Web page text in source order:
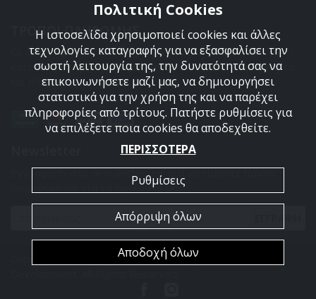
ΤΡΟΠΟΙ ΠΛΗΡΩΜΗΣ
Οι διαθέσιμοι τρόποι πληρωμής είναι η Αντικαταβολή,
κατάθεση σε τραπεζικό μας λογαριασμό, πιστωτική κάρτα
και πληρωμή με PayPal.
Εγγραφείτε στο newsletter μας για να είσαστε πάντα
ενημερωμένοι για τα προϊόντα μας.
Copyright 2026 Armyland. Powered by
Πολιτική Cookies
Η ιστοσελίδα χρησιμοποιεί cookies και άλλες
τεχνολογίες καταγραφής για να εξασφαλίσει την
σωστή λειτουργία της, την δυνατότητά σας να
επικοινωνήσετε μαζί μας, να δημιουργήσει
στατιστικά για την χρήση της και να παρέχει
πληροφορίες από τρίτους. Πατήστε ρυθμίσεις για
να επιλέξετε ποια cookies θα αποδεχθείτε.
ΠΕΡΙΣΣΟΤΕΡΑ
Ρυθμίσεις
Απόρριψη όλων
Αποδοχή όλων